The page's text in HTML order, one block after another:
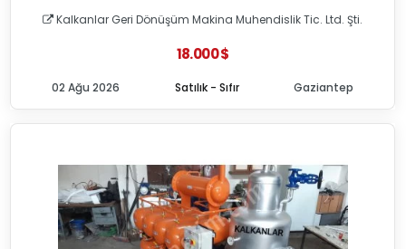
Kalkanlar Geri Dönüşüm Makina Muhendislik Tic. Ltd. Şti.
18.000 $
Satılık - Sıfır
02 Ağu 2026 Gaziantep